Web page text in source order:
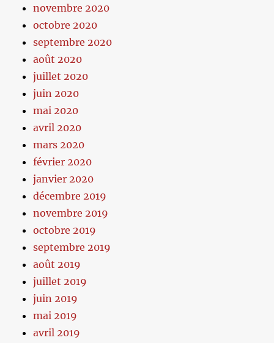
novembre 2020
octobre 2020
septembre 2020
août 2020
juillet 2020
juin 2020
mai 2020
avril 2020
mars 2020
février 2020
janvier 2020
décembre 2019
novembre 2019
octobre 2019
septembre 2019
août 2019
juillet 2019
juin 2019
mai 2019
avril 2019